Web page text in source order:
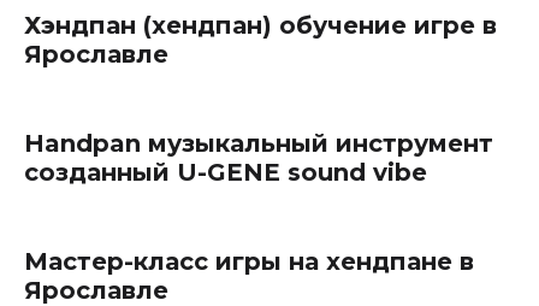
Хэндпан (хендпан) обучение игре в
Ярославле
Handpan музыкальный инструмент
созданный U-GENE sound vibe
Мастер-класс игры на хендпане в
Ярославле